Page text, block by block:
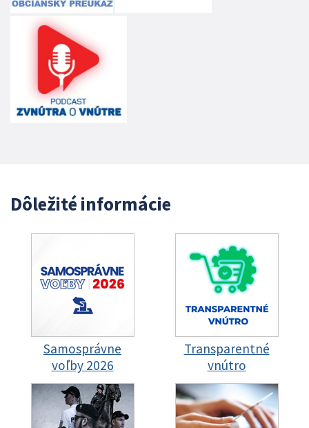
Dôležité informácie
Samosprávne
voľby 2026
Transparentné
vnútro